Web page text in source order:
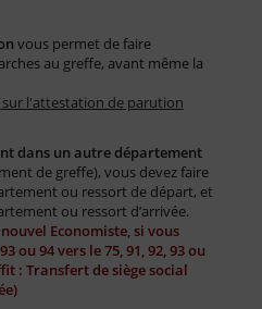
vous permet de faire
au greffe, avant même la
l'attestation de parution
dans un autre département
de greffe), vous devez faire
ou ressort de départ, et
ou ressort d’arrivée.
Economiste, si vous
ou 94 vers le 75, 91, 92, 93 ou
: Transfert de siège social